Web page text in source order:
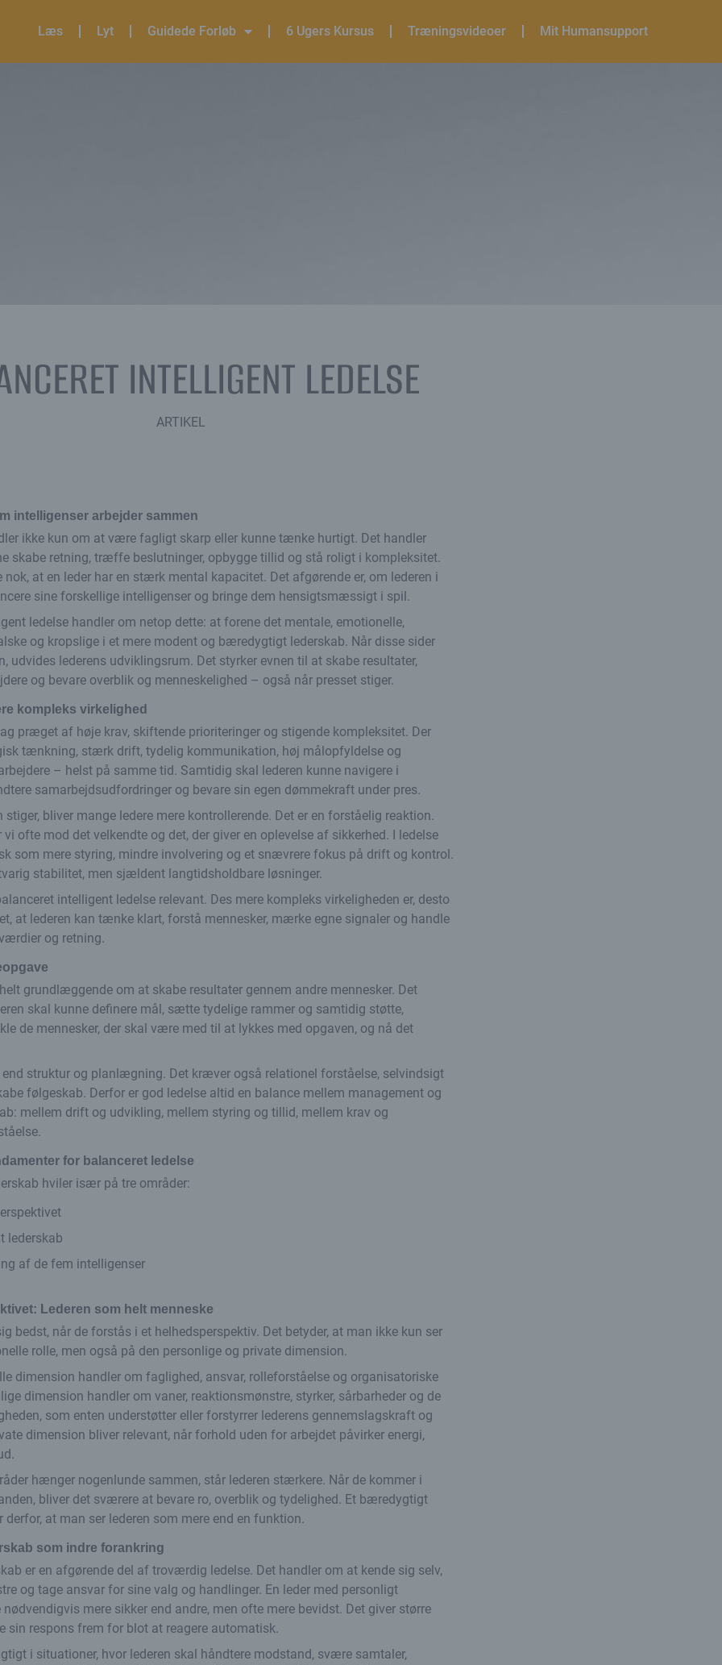
Læs Lyt Guidede Forløb 6 Ugers Kursus Træningsvideoer Mit Humansupport
INTELLIGENT LEDELSE
ARTIKEL
intelligenser arbejder sammen
ikke kun om at være fagligt skarp eller kunne tænke hurtigt. Det handler
skabe retning, træffe beslutninger, opbygge tillid og stå roligt i kompleksitet.
nok, at en leder har en stærk mental kapacitet. Det afgørende er, om lederen i
sine forskellige intelligenser og bringe dem hensigtsmæssigt i spil.
ledelse handler om netop dette: at forene det mentale, emotionelle,
og kropslige i et mere modent og bæredygtigt lederskab. Når disse sider
udvides lederens udviklingsrum. Det styrker evnen til at skabe resultater,
og bevare overblik og menneskelighed – også når presset stiger.
kompleks virkelighed
præget af høje krav, skiftende prioriteringer og stigende kompleksitet. Der
tænkning, stærk drift, tydelig kommunikation, høj målopfyldelse og
– helst på samme tid. Samtidig skal lederen kunne navigere i
samarbejdsudfordringer og bevare sin egen dømmekraft under pres.
stiger, bliver mange ledere mere kontrollerende. Det er en forståelig reaktion.
vi ofte mod det velkendte og det, der giver en oplevelse af sikkerhed. I ledelse
som mere styring, mindre involvering og et snævrere fokus på drift og kontrol.
stabilitet, men sjældent langtidsholdbare løsninger.
intelligent ledelse relevant. Des mere kompleks virkeligheden er, desto
at lederen kan tænke klart, forstå mennesker, mærke egne signaler og handle
og retning.
grundlæggende om at skabe resultater gennem andre mennesker. Det
skal kunne definere mål, sætte tydelige rammer og samtidig støtte,
de mennesker, der skal være med til at lykkes med opgaven, og nå det
struktur og planlægning. Det kræver også relationel forståelse, selvindsigt
følgeskab. Derfor er god ledelse altid en balance mellem management og
mellem drift og udvikling, mellem styring og tillid, mellem krav og
for balanceret ledelse
hviler især på tre områder:
lederskab
af de fem intelligenser
Lederen som helt menneske
bedst, når de forstås i et helhedsperspektiv. Det betyder, at man ikke kun ser
rolle, men også på den personlige og private dimension.
dimension handler om faglighed, ansvar, rolleforståelse og organisatoriske
dimension handler om vaner, reaktionsmønstre, styrker, sårbarheder og de
som enten understøtter eller forstyrrer lederens gennemslagskraft og
dimension bliver relevant, når forhold uden for arbejdet påvirker energi,
hænger nogenlunde sammen, står lederen stærkere. Når de kommer i
bliver det sværere at bevare ro, overblik og tydelighed. Et bæredygtigt
at man ser lederen som mere end en funktion.
som indre forankring
er en afgørende del af troværdig ledelse. Det handler om at kende sig selv,
og tage ansvar for sine valg og handlinger. En leder med personligt
nødvendigvis mere sikker end andre, men ofte mere bevidst. Det giver større
sin respons frem for blot at reagere automatisk.
i situationer, hvor lederen skal håndtere modstand, svære samtaler,